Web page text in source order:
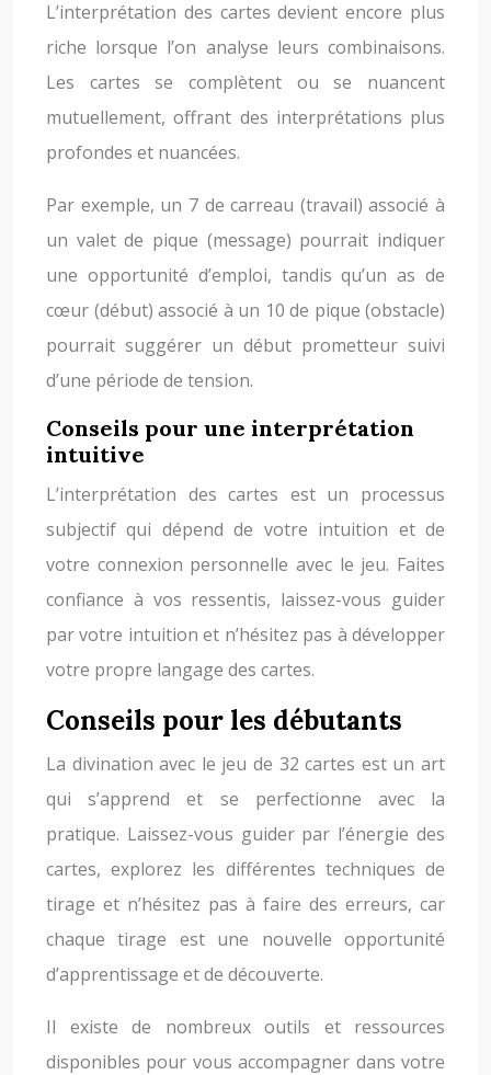
L’interprétation des cartes devient encore plus
riche lorsque l’on analyse leurs combinaisons.
Les cartes se complètent ou se nuancent
mutuellement, offrant des interprétations plus
profondes et nuancées.
Par exemple, un 7 de carreau (travail) associé à
un valet de pique (message) pourrait indiquer
une opportunité d’emploi, tandis qu’un as de
cœur (début) associé à un 10 de pique (obstacle)
pourrait suggérer un début prometteur suivi
d’une période de tension.
Conseils pour une interprétation
intuitive
L’interprétation des cartes est un processus
subjectif qui dépend de votre intuition et de
votre connexion personnelle avec le jeu. Faites
confiance à vos ressentis, laissez-vous guider
par votre intuition et n’hésitez pas à développer
votre propre langage des cartes.
Conseils pour les débutants
La divination avec le jeu de 32 cartes est un art
qui s’apprend et se perfectionne avec la
pratique. Laissez-vous guider par l’énergie des
cartes, explorez les différentes techniques de
tirage et n’hésitez pas à faire des erreurs, car
chaque tirage est une nouvelle opportunité
d’apprentissage et de découverte.
Il existe de nombreux outils et ressources
disponibles pour vous accompagner dans votre